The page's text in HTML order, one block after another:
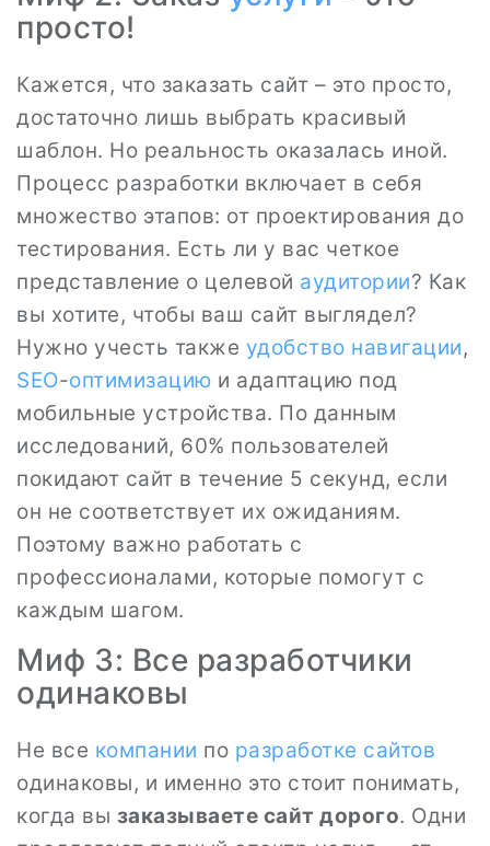
просто!
Кажется, что заказать сайт – это просто,
достаточно лишь выбрать красивый
шаблон. Но реальность оказалась иной.
Процесс разработки включает в себя
множество этапов: от проектирования до
тестирования. Есть ли у вас четкое
представление о целевой аудитории? Как
вы хотите, чтобы ваш сайт выглядел?
Нужно учесть также удобство навигации,
SEO-оптимизацию и адаптацию под
мобильные устройства. По данным
исследований, 60% пользователей
покидают сайт в течение 5 секунд, если
он не соответствует их ожиданиям.
Поэтому важно работать с
профессионалами, которые помогут с
каждым шагом.
Миф 3: Все разработчики
одинаковы
Не все компании по разработке сайтов
одинаковы, и именно это стоит понимать,
когда вы заказываете сайт дорого. Одни